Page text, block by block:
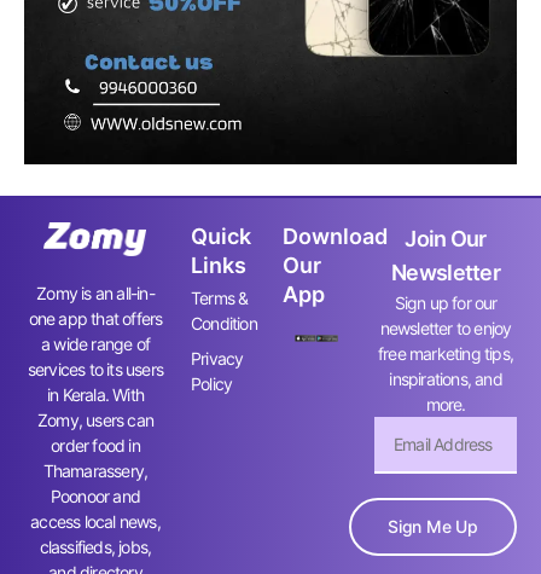
Zomy is an all-in-
one app that offers
a wide range of
services to its users
in Kerala. With
Zomy, users can
order food in
Thamarassery,
Poonoor and
access local news,
classifieds, jobs,
Quick
Links
Terms &
Condition
Privacy
Policy
Download
Our
App
Join Our
Newsletter
Sign up for our
newsletter to enjoy
free marketing tips,
inspirations, and
more.
Sign Me Up